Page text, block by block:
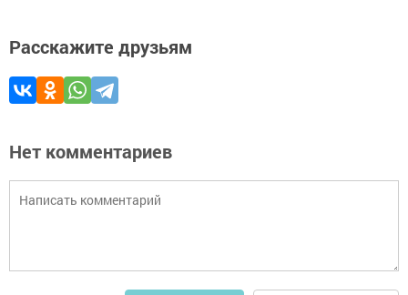
Расскажите друзьям
Нет комментариев